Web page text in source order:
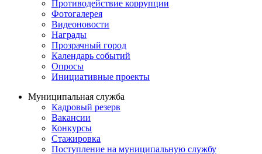
Противодействие коррупции
Фотогалерея
Видеоновости
Награды
Прозрачный город
Календарь событий
Опросы
Инициативные проекты
Муниципальная служба
Кадровый резерв
Вакансии
Конкурсы
Стажировка
Поступление на муниципальную службу